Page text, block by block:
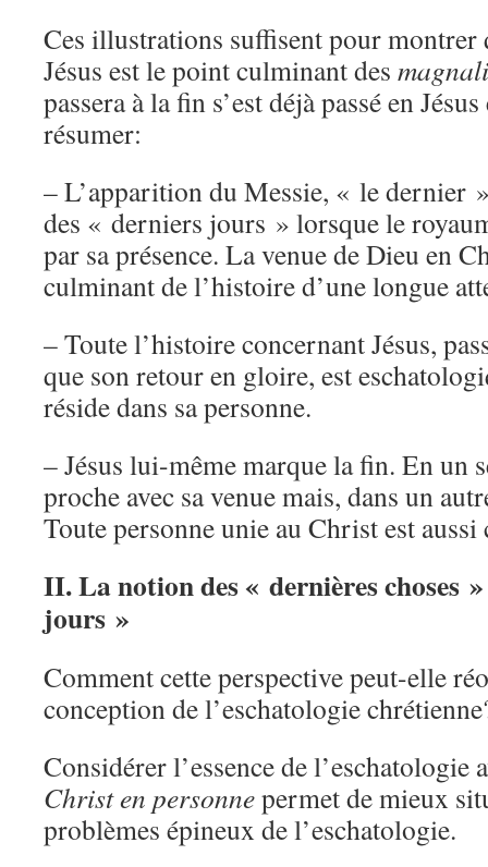
Ces illustrations suffisent pour montrer
Jésus est le point culminant des
passera à la fin s’est déjà passé en
résumer:
– L’apparition du Messie, « le dernier
des « derniers jours » lorsque le
par sa présence. La venue de Dieu en
culminant de l’histoire d’une longue
– Toute l’histoire concernant Jésus,
que son retour en gloire, est
réside dans sa personne.
– Jésus lui-même marque la fin. En un
proche avec sa venue mais, dans un
Toute personne unie au Christ est
II. La notion des « dernières choses
jours »
Comment cette perspective peut-elle
conception de l’eschatologie
Considérer l’essence de l’eschatologie
Christ en personnepermet de mieux
problèmes épineux de l’eschatologie.